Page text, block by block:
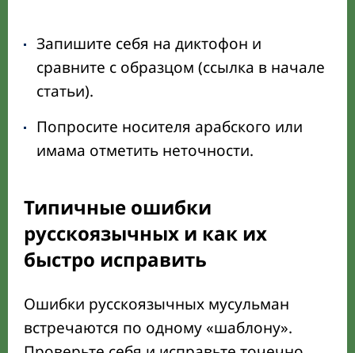
Запишите себя на диктофон и
сравните с образцом (ссылка в начале
статьи).
Попросите носителя арабского или
имама отметить неточности.
Типичные ошибки
русскоязычных и как их
быстро исправить
Ошибки русскоязычных мусульман
встречаются по одному «шаблону».